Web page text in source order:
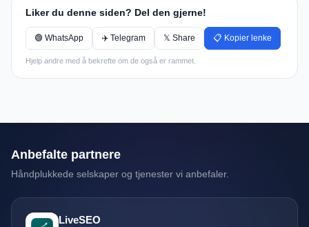
Liker du denne siden? Del den gjerne!
🟢 WhatsApp ✈️ Telegram 𝕏 Share 📋 Kopier lenke
Hjelp andre med å bekrefte om de også er rammet.
Anbefalte partnere
Håndplukkede selskaper og tjenester vi anbefaler.
LiveSEO